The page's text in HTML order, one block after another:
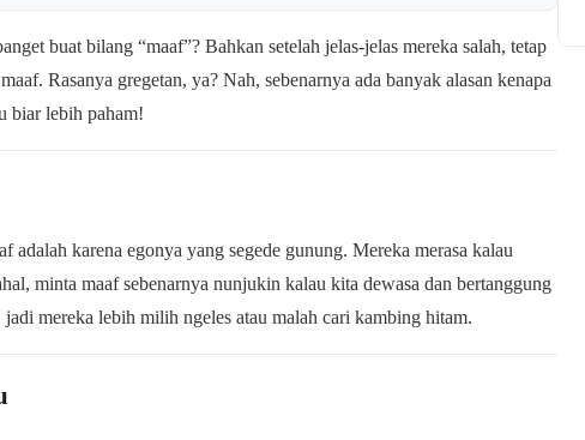
buat bilang “maaf”? Bahkan setelah jelas-jelas mereka salah, tetap
Rasanya gregetan, ya? Nah, sebenarnya ada banyak alasan kenapa
biar lebih paham!
adalah karena egonya yang segede gunung. Mereka merasa kalau
minta maaf sebenarnya nunjukin kalau kita dewasa dan bertanggung
mereka lebih milih ngeles atau malah cari kambing hitam.